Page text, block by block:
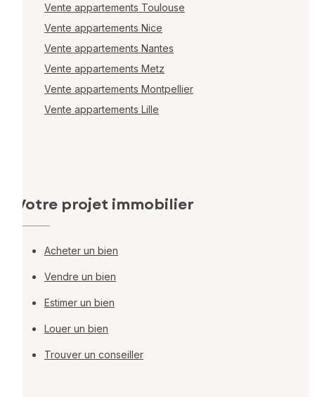
Vente appartements Toulouse
Vente appartements Nice
Vente appartements Nantes
Vente appartements Metz
Vente appartements Montpellier
Vente appartements Lille
Votre projet immobilier
Acheter un bien
Vendre un bien
Estimer un bien
Louer un bien
Trouver un conseiller